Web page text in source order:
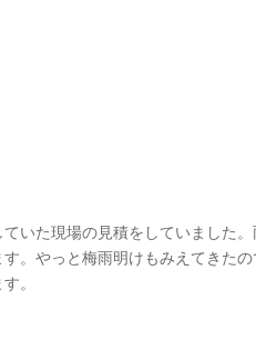
いた現場の見積をしていました。
。やっと梅雨明けもみえてきた
。